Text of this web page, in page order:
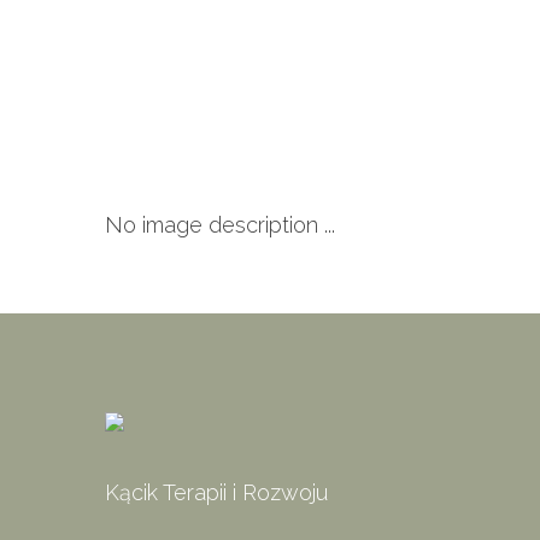
No image description ...
Kącik Terapii i Rozwoju